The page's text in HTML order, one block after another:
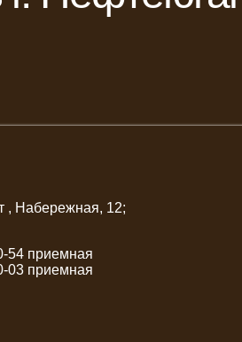
, Набережная, 12;
54 приемная
03 приемная